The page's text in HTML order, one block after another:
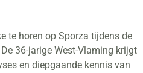
te horen op Sporza tijdens de
36-jarige West-Vlaming krijgt
en diepgaande kennis van